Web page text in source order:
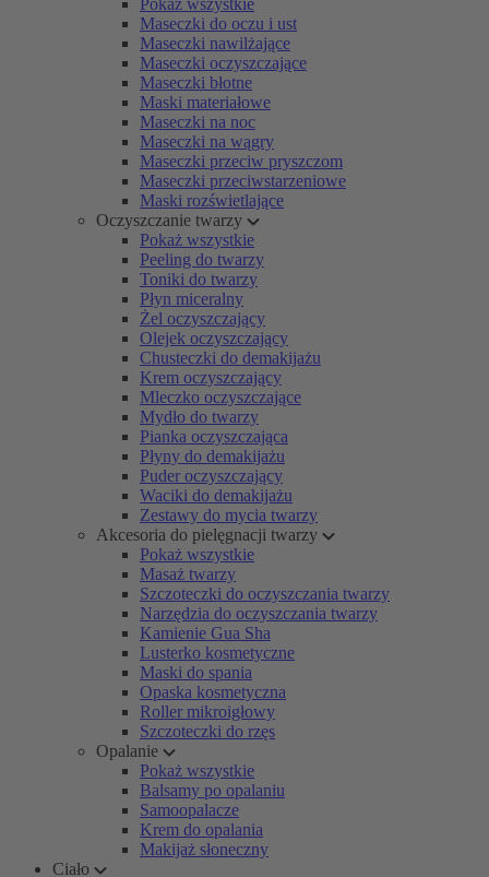
Pokaż wszystkie
Maseczki do oczu i ust
Maseczki nawilżające
Maseczki oczyszczające
Maseczki błotne
Maski materiałowe
Maseczki na noc
Maseczki na wągry
Maseczki przeciw pryszczom
Maseczki przeciwstarzeniowe
Maski rozświetlające
Oczyszczanie twarzy
Pokaż wszystkie
Peeling do twarzy
Toniki do twarzy
Płyn miceralny
Żel oczyszczający
Olejek oczyszczający
Chusteczki do demakijażu
Krem oczyszczający
Mleczko oczyszczające
Mydło do twarzy
Pianka oczyszczająca
Płyny do demakijażu
Puder oczyszczający
Waciki do demakijażu
Zestawy do mycia twarzy
Akcesoria do pielęgnacji twarzy
Pokaż wszystkie
Masaż twarzy
Szczoteczki do oczyszczania twarzy
Narzędzia do oczyszczania twarzy
Kamienie Gua Sha
Lusterko kosmetyczne
Maski do spania
Opaska kosmetyczna
Roller mikroigłowy
Szczoteczki do rzęs
Opalanie
Pokaż wszystkie
Balsamy po opalaniu
Samoopalacze
Krem do opalania
Makijaż słoneczny
Ciało